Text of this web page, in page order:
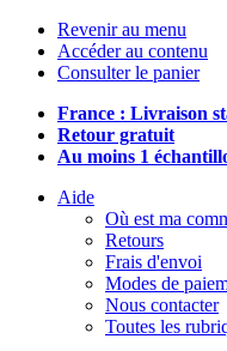
Revenir au menu
Accéder au contenu
Consulter le panier
France : Livraison
Retour gratuit
Au moins 1
Aide
Où est ma
Retours
Frais d'envoi
Modes de
Nous contacter
Toutes les